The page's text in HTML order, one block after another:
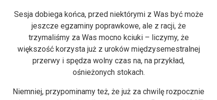
Sesja dobiega końca, przed niektórymi z Was być może
jeszcze egzaminy poprawkowe, ale z racji, że
trzymaliśmy za Was mocno kciuki – liczymy, że
większość korzysta już z uroków międzysemestralnej
przerwy i spędza wolny czas na, na przykład,
ośnieżonych stokach.
Niemniej, przypominamy też, że już za chwilę rozpocznie